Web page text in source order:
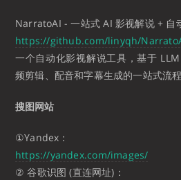
NarratoAI - 一站式 AI 影视解说 + 自
https://github.com/linyqh/
一个自动化影视解说工具，基于
频剪辑、配音和字幕生成的一站式流
搜图网站
①Yandex：
https://yandex.com/images/
② 谷歌识图 (直连网址)：